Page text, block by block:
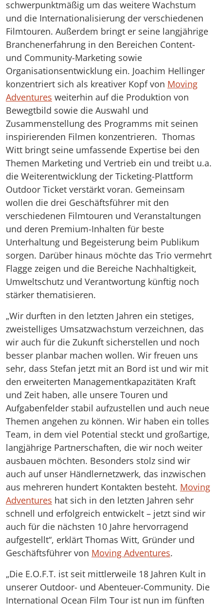
schwerpunktmäßig um das weitere Wachstum
und die Internationalisierung der verschiedenen
Filmtouren. Außerdem bringt er seine langjährige
Branchenerfahrung in den Bereichen Content-
und Community-Marketing sowie
Organisationsentwicklung ein. Joachim Hellinger
konzentriert sich als kreativer Kopf von Moving
Adventures weiterhin auf die Produktion von
Bewegtbild sowie die Auswahl und
Zusammenstellung des Programms mit seinen
inspirierenden Filmen konzentrieren. Thomas
Witt bringt seine umfassende Expertise bei den
Themen Marketing und Vertrieb ein und treibt u.a.
die Weiterentwicklung der Ticketing-Plattform
Outdoor Ticket verstärkt voran. Gemeinsam
wollen die drei Geschäftsführer mit den
verschiedenen Filmtouren und Veranstaltungen
und deren Premium-Inhalten für beste
Unterhaltung und Begeisterung beim Publikum
sorgen. Darüber hinaus möchte das Trio vermehrt
Flagge zeigen und die Bereiche Nachhaltigkeit,
Umweltschutz und Verantwortung künftig noch
stärker thematisieren.
„Wir durften in den letzten Jahren ein stetiges,
zweistelliges Umsatzwachstum verzeichnen, das
wir auch für die Zukunft sicherstellen und noch
besser planbar machen wollen. Wir freuen uns
sehr, dass Stefan jetzt mit an Bord ist und wir mit
den erweiterten Managementkapazitäten Kraft
und Zeit haben, alle unsere Touren und
Aufgabenfelder stabil aufzustellen und auch neue
Themen angehen zu können. Wir haben ein tolles
Team, in dem viel Potential steckt und großartige,
langjährige Partnerschaften, die wir noch weiter
ausbauen möchten. Besonders stolz sind wir
auch auf unser Händlernetzwerk, das inzwischen
aus mehreren hundert Kontakten besteht. Moving
Adventures hat sich in den letzten Jahren sehr
schnell und erfolgreich entwickelt – jetzt sind wir
auch für die nächsten 10 Jahre hervorragend
aufgestellt“, erklärt Thomas Witt, Gründer und
Geschäftsführer von Moving Adventures.
„Die E.O.F.T. ist seit mittlerweile 18 Jahren Kult in
unserer Outdoor- und Abenteuer-Community. Die
International Ocean Film Tour ist nun im fünften